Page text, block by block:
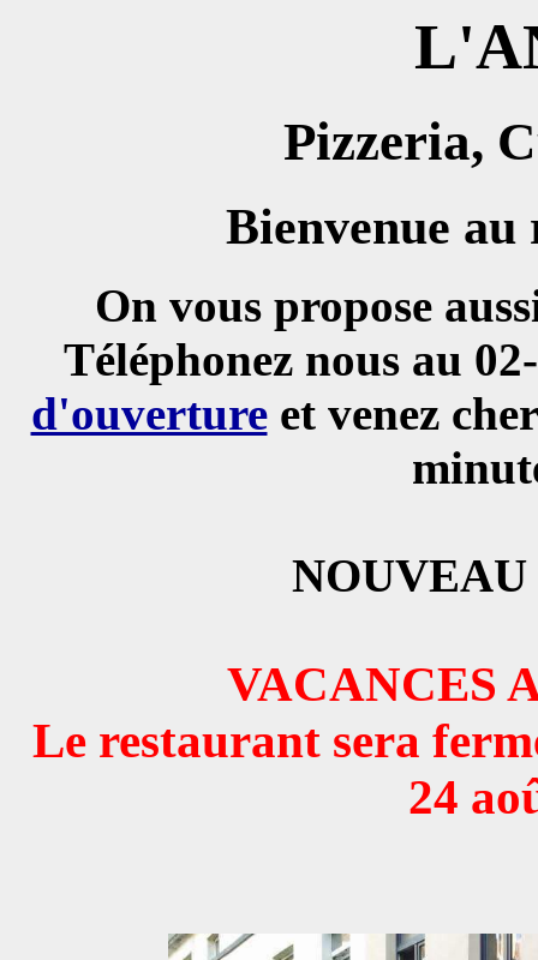
Pizzeria,
Bienvenue
On vous propose
Téléphonez nous au
d'ouvertureet venez
NOUVEAU
VACANCES
Le restaurant sera
24